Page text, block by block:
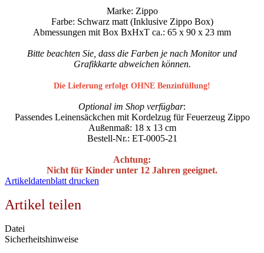
Marke: Zippo
Farbe: Schwarz matt (Inklusive Zippo Box)
Abmessungen mit Box BxHxT ca.: 65 x 90 x 23 mm
Bitte beachten Sie, dass die Farben je nach Monitor und
Grafikkarte abweichen können.
Die Lieferung erfolgt OHNE Benzinfüllung!
Optional im Shop verfügbar:
Passendes Leinensäckchen mit Kordelzug für Feuerzeug Zippo
Außenmaß: 18 x 13 cm
Bestell-Nr.: ET-0005-21
Achtung:
Nicht für Kinder unter 12 Jahren geeignet.
Artikeldatenblatt drucken
Artikel teilen
Datei
Sicherheitshinweise